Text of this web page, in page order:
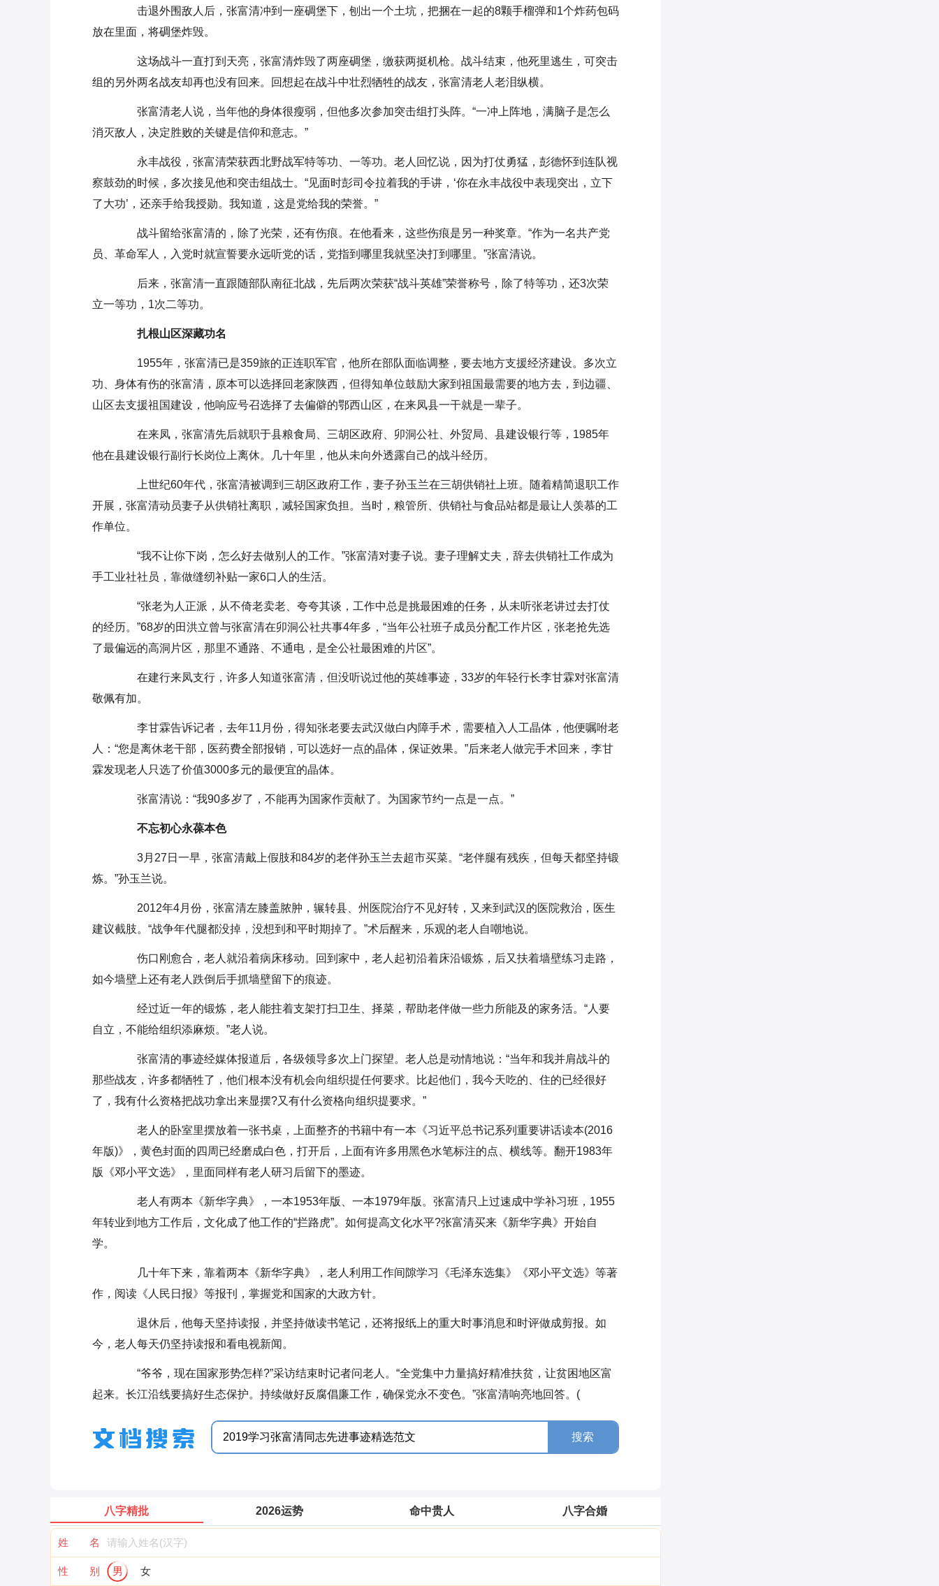
击退外围敌人后，张富清冲到一座碉堡下，刨出一个土坑，把捆在一起的8颗手榴弹和1个炸药包码
放在里面，将碉堡炸毁。
这场战斗一直打到天亮，张富清炸毁了两座碉堡，缴获两挺机枪。战斗结束，他死里逃生，可突击
组的另外两名战友却再也没有回来。回想起在战斗中壮烈牺牲的战友，张富清老人老泪纵横。
张富清老人说，当年他的身体很瘦弱，但他多次参加突击组打头阵。“一冲上阵地，满脑子是怎么
消灭敌人，决定胜败的关键是信仰和意志。”
永丰战役，张富清荣获西北野战军特等功、一等功。老人回忆说，因为打仗勇猛，彭德怀到连队视
察鼓劲的时候，多次接见他和突击组战士。“见面时彭司令拉着我的手讲，‘你在永丰战役中表现突出，立下
了大功’，还亲手给我授勋。我知道，这是党给我的荣誉。”
战斗留给张富清的，除了光荣，还有伤痕。在他看来，这些伤痕是另一种奖章。“作为一名共产党
员、革命军人，入党时就宣誓要永远听党的话，党指到哪里我就坚决打到哪里。”张富清说。
后来，张富清一直跟随部队南征北战，先后两次荣获“战斗英雄”荣誉称号，除了特等功，还3次荣
立一等功，1次二等功。
扎根山区深藏功名
1955年，张富清已是359旅的正连职军官，他所在部队面临调整，要去地方支援经济建设。多次立
功、身体有伤的张富清，原本可以选择回老家陕西，但得知单位鼓励大家到祖国最需要的地方去，到边疆、
山区去支援祖国建设，他响应号召选择了去偏僻的鄂西山区，在来凤县一干就是一辈子。
在来凤，张富清先后就职于县粮食局、三胡区政府、卯洞公社、外贸局、县建设银行等，1985年
他在县建设银行副行长岗位上离休。几十年里，他从未向外透露自己的战斗经历。
上世纪60年代，张富清被调到三胡区政府工作，妻子孙玉兰在三胡供销社上班。随着精简退职工作
开展，张富清动员妻子从供销社离职，减轻国家负担。当时，粮管所、供销社与食品站都是最让人羡慕的工
作单位。
“我不让你下岗，怎么好去做别人的工作。”张富清对妻子说。妻子理解丈夫，辞去供销社工作成为
手工业社社员，靠做缝纫补贴一家6口人的生活。
“张老为人正派，从不倚老卖老、夸夸其谈，工作中总是挑最困难的任务，从未听张老讲过去打仗
的经历。”68岁的田洪立曾与张富清在卯洞公社共事4年多，“当年公社班子成员分配工作片区，张老抢先选
了最偏远的高洞片区，那里不通路、不通电，是全公社最困难的片区”。
在建行来凤支行，许多人知道张富清，但没听说过他的英雄事迹，33岁的年轻行长李甘霖对张富清
敬佩有加。
李甘霖告诉记者，去年11月份，得知张老要去武汉做白内障手术，需要植入人工晶体，他便嘱咐老
人：“您是离休老干部，医药费全部报销，可以选好一点的晶体，保证效果。”后来老人做完手术回来，李甘
霖发现老人只选了价值3000多元的最便宜的晶体。
张富清说：“我90多岁了，不能再为国家作贡献了。为国家节约一点是一点。”
不忘初心永葆本色
3月27日一早，张富清戴上假肢和84岁的老伴孙玉兰去超市买菜。“老伴腿有残疾，但每天都坚持锻
炼。”孙玉兰说。
2012年4月份，张富清左膝盖脓肿，辗转县、州医院治疗不见好转，又来到武汉的医院救治，医生
建议截肢。“战争年代腿都没掉，没想到和平时期掉了。”术后醒来，乐观的老人自嘲地说。
伤口刚愈合，老人就沿着病床移动。回到家中，老人起初沿着床沿锻炼，后又扶着墙壁练习走路，
如今墙壁上还有老人跌倒后手抓墙壁留下的痕迹。
经过近一年的锻炼，老人能拄着支架打扫卫生、择菜，帮助老伴做一些力所能及的家务活。“人要
自立，不能给组织添麻烦。”老人说。
张富清的事迹经媒体报道后，各级领导多次上门探望。老人总是动情地说：“当年和我并肩战斗的
那些战友，许多都牺牲了，他们根本没有机会向组织提任何要求。比起他们，我今天吃的、住的已经很好
了，我有什么资格把战功拿出来显摆?又有什么资格向组织提要求。”
老人的卧室里摆放着一张书桌，上面整齐的书籍中有一本《习近平总书记系列重要讲话读本(2016
年版)》，黄色封面的四周已经磨成白色，打开后，上面有许多用黑色水笔标注的点、横线等。翻开1983年
版《邓小平文选》，里面同样有老人研习后留下的墨迹。
老人有两本《新华字典》，一本1953年版、一本1979年版。张富清只上过速成中学补习班，1955
年转业到地方工作后，文化成了他工作的“拦路虎”。如何提高文化水平?张富清买来《新华字典》开始自
学。
几十年下来，靠着两本《新华字典》，老人利用工作间隙学习《毛泽东选集》《邓小平文选》等著
作，阅读《人民日报》等报刊，掌握党和国家的大政方针。
退休后，他每天坚持读报，并坚持做读书笔记，还将报纸上的重大时事消息和时评做成剪报。如
今，老人每天仍坚持读报和看电视新闻。
“爷爷，现在国家形势怎样?”采访结束时记者问老人。“全党集中力量搞好精准扶贫，让贫困地区富
起来。长江沿线要搞好生态保护。持续做好反腐倡廉工作，确保党永不变色。”张富清响亮地回答。(
八字精批 2026运势 命中贵人 八字合婚
姓 名
性 别 男 女